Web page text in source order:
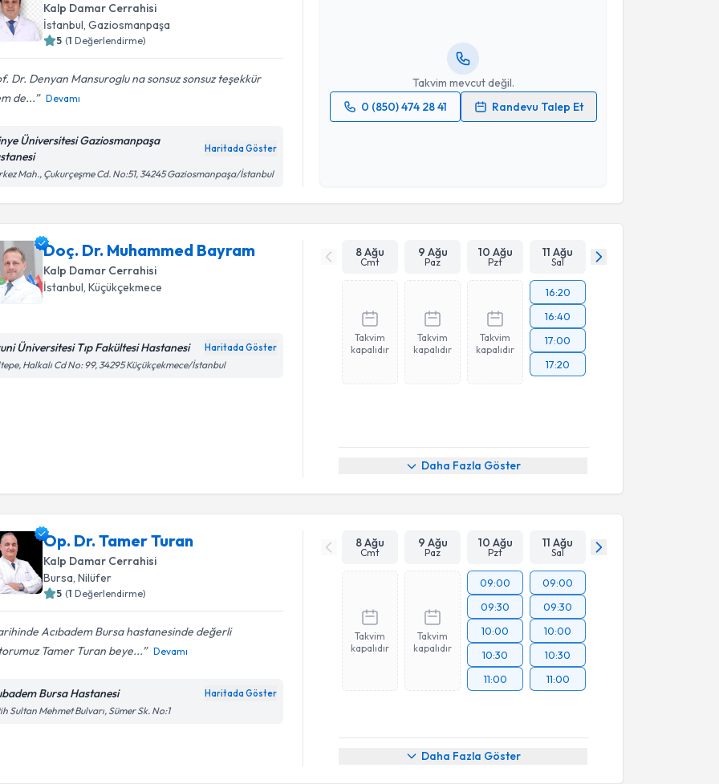
Kalp Damar Cerrahisi
İstanbul, Gaziosmanpaşa
5 (1 Değerlendirme)
Dr. Denyan Mansuroglu na sonsuz sonsuz teşekkür
de...
Devamı
Üniversitesi Gaziosmanpaşa
Haritada Göster
Mah., Çukurçeşme Cd. No:51, 34245 Gaziosmanpaşa/İstanbul
Takvim mevcut değil.
0 (850) 474 28 41
Randevu Talep Et
Doç. Dr. Muhammed Bayram
Kalp Damar Cerrahisi
İstanbul, Küçükçekmece
Üniversitesi Tıp Fakültesi Hastanesi Haritada Göster
Halkalı Cd No: 99, 34295 Küçükçekmece/İstanbul
8 Ağu
Cmt
9 Ağu
Paz
10 Ağu
Pzt
11 Ağu
Sal
Takvim
kapalıdır
Takvim
kapalıdır
Takvim
kapalıdır
16:20
16:40
17:00
17:20
Daha Fazla Göster
Op. Dr. Tamer Turan
Kalp Damar Cerrahisi
Bursa , Nilüfer
5 (1 Değerlendirme)
Acıbadem Bursa hastanesinde değerli
Tamer Turan beye...
Devamı
Bursa Hastanesi Haritada Göster
Sultan Mehmet Bulvarı, Sümer Sk. No:1
8 Ağu
Cmt
9 Ağu
Paz
10 Ağu
Pzt
11 Ağu
Sal
Takvim
kapalıdır
Takvim
kapalıdır
09:00
09:30
10:00
10:30
11:00
09:00
09:30
10:00
10:30
11:00
Daha Fazla Göster